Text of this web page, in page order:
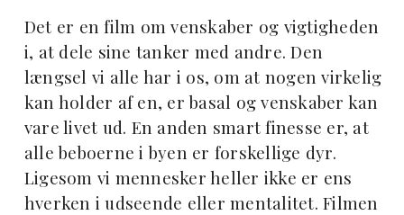
Det er en film om venskaber og vigtigheden
i, at dele sine tanker med andre. Den
længsel vi alle har i os, om at nogen virkelig
kan holder af en, er basal og venskaber kan
vare livet ud. En anden smart finesse er, at
alle beboerne i byen er forskellige dyr.
Ligesom vi mennesker heller ikke er ens
hverken i udseende eller mentalitet. Filmen